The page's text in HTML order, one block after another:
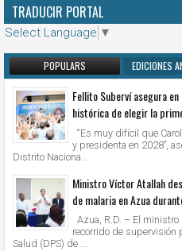
TRADUCIR PORTAL
Select Language ▼
POPULARS EDICIONES
Fellito Suberví asegura
histórica de elegir la
“Es muy difícil que
y presidenta en 2028”,
Distrito Naciona...
Ministro Víctor Atallah
de malaria en Azua
Azua, R.D. – El
recorrido de supervisión
Salud (DPS) de ...